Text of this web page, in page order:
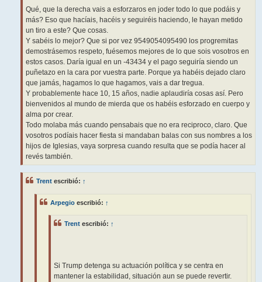
Qué, que la derecha vais a esforzaros en joder todo lo que podáis y
más? Eso que hacíais, hacéis y seguiréis haciendo, le hayan metido
un tiro a este? Que cosas.
Y sabéis lo mejor? Que si por vez 9549054095490 los progremitas
demostrásemos respeto, fuésemos mejores de lo que sois vosotros en
estos casos. Daría igual en un -43434 y el pago seguiría siendo un
puñetazo en la cara por vuestra parte. Porque ya habéis dejado claro
que jamás, hagamos lo que hagamos, vais a dar tregua.
Y probablemente hace 10, 15 años, nadie aplaudiría cosas así. Pero
bienvenidos al mundo de mierda que os habéis esforzado en cuerpo y
alma por crear.
Todo molaba más cuando pensabais que no era reciproco, claro. Que
vosotros podíais hacer fiesta si mandaban balas con sus nombres a los
hijos de Iglesias, vaya sorpresa cuando resulta que se podía hacer al
revés también.
Trent escribió: ↑
Arpegio escribió: ↑
Trent escribió: ↑
Si Trump detenga su actuación política y se centra en
mantener la estabilidad, situación aun se puede revertir.